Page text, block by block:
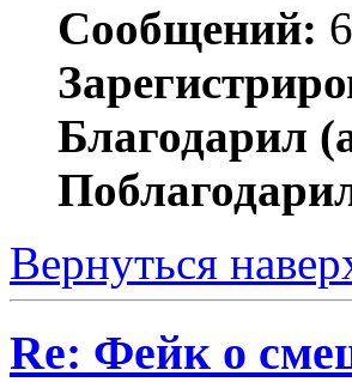
Сообщений:
Благодарил
Вернуться
Re: Фейк о